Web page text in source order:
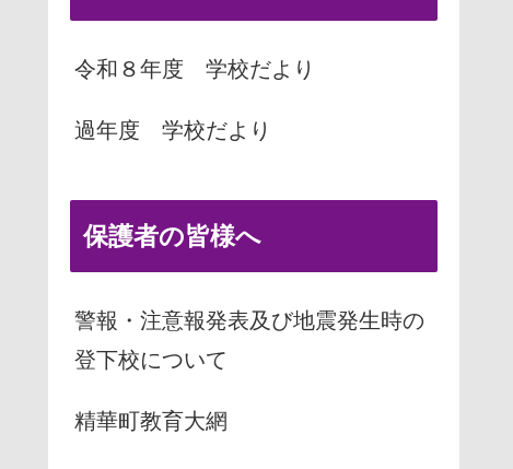
令和８年度 学校だより
過年度 学校だより
保護者の皆様へ
警報・注意報発表及び地震発生時の
登下校について
精華町教育大網